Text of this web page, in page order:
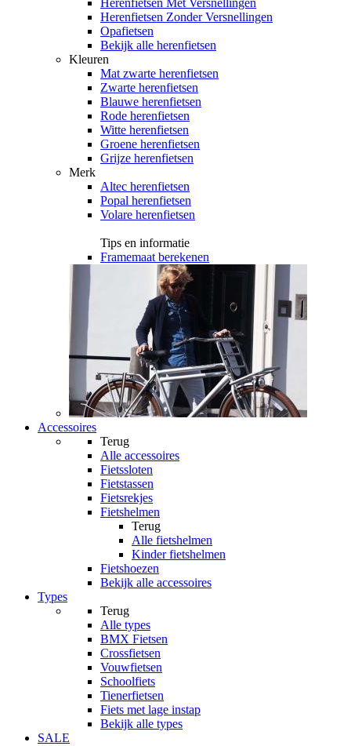
Herenfietsen Met Versnellingen
Herenfietsen Zonder Versnellingen
Opafietsen
Bekijk alle herenfietsen
Kleuren
Mat zwarte herenfietsen
Zwarte herenfietsen
Blauwe herenfietsen
Rode herenfietsen
Witte herenfietsen
Groene herenfietsen
Grijze herenfietsen
Merk
Altec herenfietsen
Popal herenfietsen
Volare herenfietsen
Tips en informatie
Framemaat berekenen
Accessoires
Terug
Alle accessoires
Fietssloten
Fietstassen
Fietsrekjes
Fietshelmen
Terug
Alle fietshelmen
Kinder fietshelmen
Fietshoezen
Bekijk alle accessoires
Types
Terug
Alle types
BMX Fietsen
Crossfietsen
Vouwfietsen
Schoolfiets
Tienerfietsen
Fiets met lage instap
Bekijk alle types
SALE